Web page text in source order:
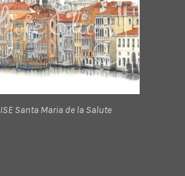
Santa Maria de la Salute